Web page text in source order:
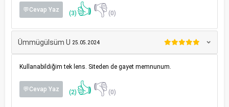
💬Cevap Yaz (3) 👍👎(0)
Ümmügülsüm U 25.05.2024
Kullanabildiğim tek lens. Siteden de gayet memnunum.
💬Cevap Yaz (2) 👍👎(0)